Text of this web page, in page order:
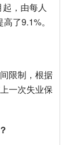
，由每人
了9.1%。
限制，根据
一次失业保